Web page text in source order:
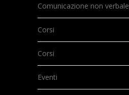
Comunicazione non verbale
Corsi
Corsi
Eventi